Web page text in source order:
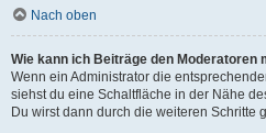
Nach oben
Wie kann ich Beiträge den Moderatoren
Wenn ein Administrator die
siehst du eine Schaltfläche in der Nähe
Du wirst dann durch die weiteren Schritte